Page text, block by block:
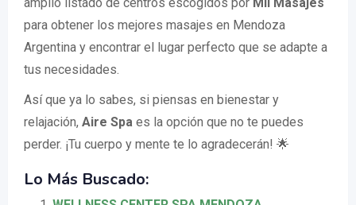
para obtener los mejores masajes en Mendoza
Argentina y encontrar el lugar perfecto que se adapte a
tus necesidades.
Así que ya lo sabes, si piensas en bienestar y
relajación, Aire Spa es la opción que no te puedes
perder. ¡Tu cuerpo y mente te lo agradecerán! 🌟
Lo Más Buscado: